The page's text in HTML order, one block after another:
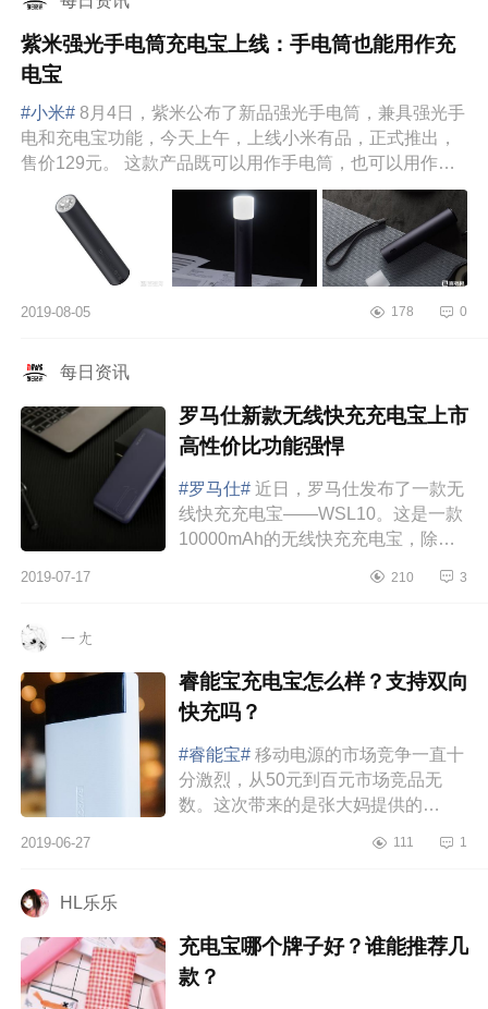
紫米强光手电筒充电宝上线：手电筒也能用作充
电宝
#小米# 8月4日，紫米公布了新品强光手电筒，兼具强光手
电和充电宝功能，今天上午，上线小米有品，正式推出，
售价129元。 这款产品既可以用作手电筒，也可以用作充
电宝。作为一款充...
2019-08-05 178 0
每日资讯
罗马仕新款无线快充充电宝上市
高性价比功能强悍
#罗马仕# 近日，罗马仕发布了一款无
线快充充电宝——WSL10。这是一款
10000mAh的无线快充充电宝，除轻
持10W无线快充技术和18W有线快
2019-07-17 210 3
ㄧㄤ
睿能宝充电宝怎么样？支持双向
快充吗？
#睿能宝# 移动电源的市场竞争一直十
分激烈，从50元到百元市场竞品无
数。这次带来的是张大妈提供的
139元的售价属于百元市场内较有竞
2019-06-27 111 1
HL乐乐
充电宝哪个牌子好？谁能推荐几
款？